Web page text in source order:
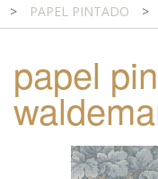
> PAPEL PINTADO >
papel